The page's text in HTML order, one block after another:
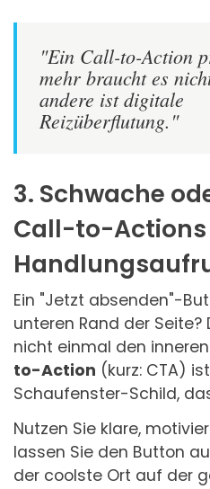
"Ein Call-to-Action
mehr braucht es
andere ist digitale
Reizüberflutung."
3. Schwache
Call-to-Actions
Ein "Jetzt absenden"-
unteren Rand der
nicht einmal den
to-Action (kurz: CTA)
Schaufenster-Schild,
Nutzen Sie klare,
lassen Sie den Button
der coolste Ort auf der